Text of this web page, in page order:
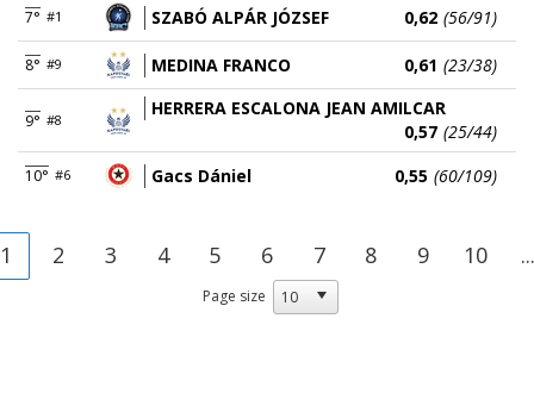
7° #1 SZABÓ ALPÁR JÓZSEF 0,62 (56/91)
8° #9 MEDINA FRANCO 0,61 (23/38)
9° #8
HERRERA ESCALONA JEAN AMILCAR
0,57 (25/44)
10° #6 Gacs Dániel 0,55 (60/109)
1 2 3 4 5 6 7 8 9 10 ...
Page size